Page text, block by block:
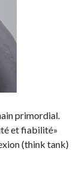
primordial.
et fiabilité»
(think tank)